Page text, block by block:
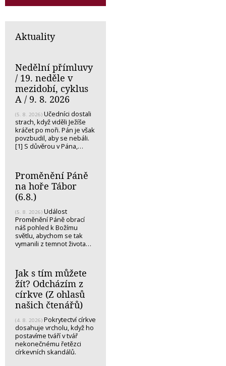
Aktuality
Nedělní přímluvy
/ 19. neděle v
mezidobí, cyklus
A / 9. 8. 2026
(5. 8. 2026) Učedníci dostali
strach, když viděli Ježíše
kráčet po moři. Pán je však
povzbudil, aby se nebáli.
[1] S důvěrou v Pána,…
Proměnění Páně
na hoře Tábor
(6.8.)
(5. 8. 2026) Událost
Proměnění Páně obrací
náš pohled k Božímu
světlu, abychom se tak
vymanili z temnot života…
Jak s tím můžete
žít? Odcházím z
církve (Z ohlasů
našich čtenářů)
(4. 8. 2026) Pokrytectví církve
dosahuje vrcholu, když ho
postavíme tváří v tvář
nekonečnému řetězci
církevních skandálů.